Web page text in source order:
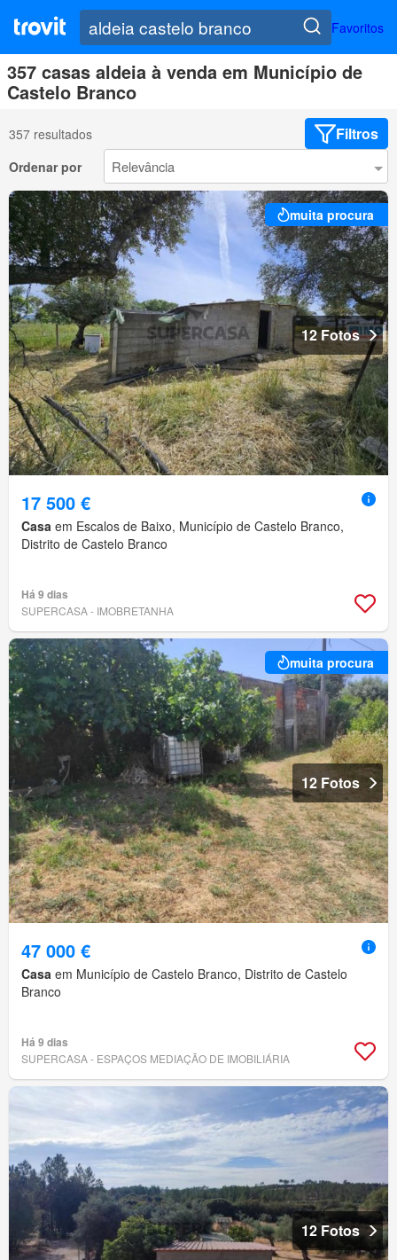
Favoritos
357 casas aldeia à venda em Município de
Castelo Branco
357 resultados Filtros
Ordenar por
muita procura
12 Fotos
17 500 €
Casa em Escalos de Baixo, Município de Castelo Branco,
Distrito de Castelo Branco
Há 9 dias
SUPERCASA - IMOBRETANHA
muita procura
12 Fotos
47 000 €
Casa em Município de Castelo Branco, Distrito de Castelo
Branco
Há 9 dias
SUPERCASA - ESPAÇOS MEDIAÇÃO DE IMOBILIÁRIA
12 Fotos